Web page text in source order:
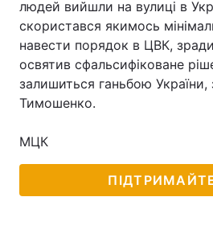
людей вийшли на вулиці в
скористався якимось
навести порядок в ЦВК,
освятив сфальсифіковане
залишиться ганьбою України,
Тимошенко.
МЦК